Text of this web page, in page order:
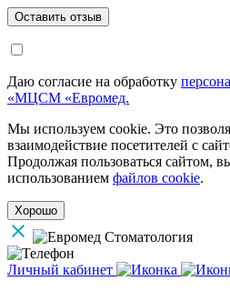
Даю согласие на обработку
«МЦСМ «Евромед.
Мы используем cookie. Это
взаимодействие посетителей с
Продолжая пользоваться сайтом,
использованием файлов cookie.
Хорошо
Личный кабинет